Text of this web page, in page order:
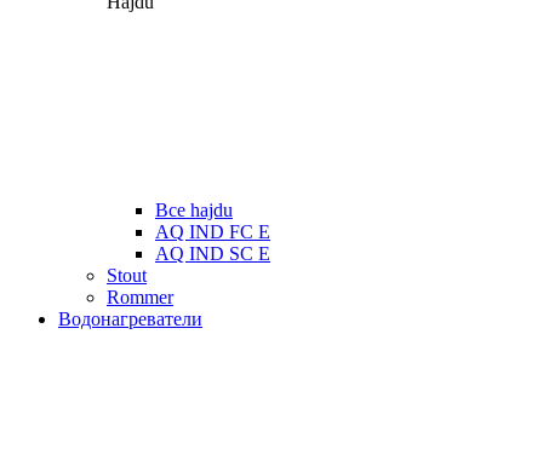
Все hajdu
AQ IND FC E
AQ IND SC E
Stout
Rommer
Водонагреватели